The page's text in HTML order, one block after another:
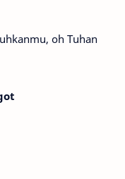
oh Tuhan